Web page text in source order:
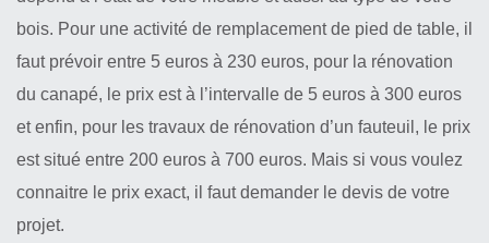
bois. Pour une activité de remplacement de pied de table, il
faut prévoir entre 5 euros à 230 euros, pour la rénovation
du canapé, le prix est à l’intervalle de 5 euros à 300 euros
et enfin, pour les travaux de rénovation d’un fauteuil, le prix
est situé entre 200 euros à 700 euros. Mais si vous voulez
connaitre le prix exact, il faut demander le devis de votre
projet.